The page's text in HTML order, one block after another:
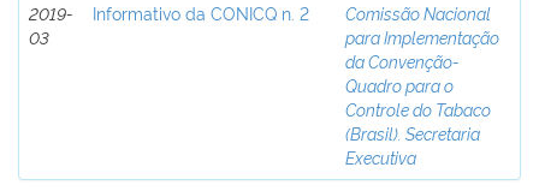
2019-
03
Informativo da CONICQ n. 2
Comissão Nacional
para Implementação
da Convenção-
Quadro para o
Controle do Tabaco
(Brasil). Secretaria
Executiva